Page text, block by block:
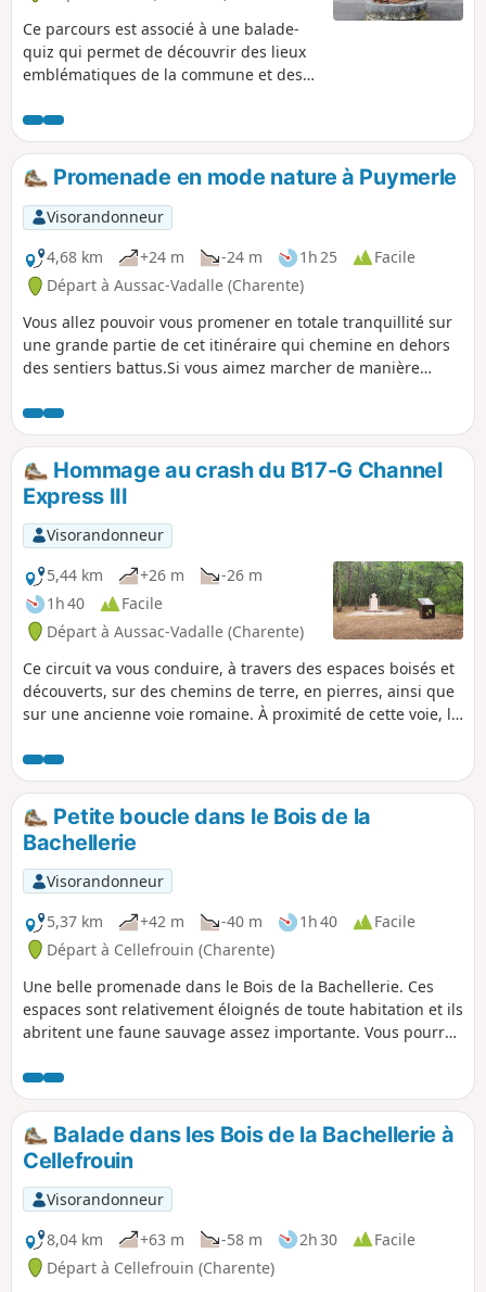
Ce parcours est associé à une balade-
quiz qui permet de découvrir des lieux
emblématiques de la commune et des
patrimoine, de façon ludique. Trouvez
l'affiche Au fil de nos histoires à la
mairie, et scannez le QR Code pour
démarrer le jeu (gratuit, pas
d'inscription ni d'application à
télécharger). Vous pouvez choisir le
parcours "adulte" ou le parcours "adulte
+ enfant" (avec en plus des questions à
destination des enfants de 6 à 11 ans).
La description ci-dessous fait
uniquement référence au parcours
"adulte".
Promenade en mode nature à Puymerle
Visorandonneur
4,68 km
+24 m -24 m 1h 25
Facile
Départ à Aussac-Vadalle (Charente)
Vous allez pouvoir vous promener en totale tranquillité sur
une grande partie de cet itinéraire qui chemine en dehors
des sentiers battus.Si vous aimez marcher de manière
Hommage au crash du B17-G Channel
Express III
Visorandonneur
5,44 km
+26 m
-26 m
1h 40
Facile
Départ à Aussac-Vadalle (Charente)
Ce circuit va vous conduire, à travers des espaces boisés et
découverts, sur des chemins de terre, en pierres, ainsi que
sur une ancienne voie romaine. À proximité de cette voie, le
G s'est écrasé au lieu-dit Fond Péron. Pour rappeler cet
évènement, une stèle a été édifiée en bordure de la voie
romaine. À partir de cette stèle, un fléchage, par panneaux,
renvoie sur les lieux réels du crash, distants d'environ 500
mètres, en direction du Nord où un petit mémorial,
restauré en 2024, attend votre visite dans une totale
quiétude.
Petite boucle dans le Bois de la
Bachellerie
Visorandonneur
5,37 km
+42 m -40 m 1h 40
Facile
Départ à Cellefrouin (Charente)
Une belle promenade dans le Bois de la Bachellerie. Ces
espaces sont relativement éloignés de toute habitation et ils
abritent une faune sauvage assez importante. Vous pourrez
bien dégagées le permettent.
Balade dans les Bois de la Bachellerie à
Cellefrouin
Visorandonneur
8,04 km
+63 m -58 m 2h 30
Facile
Départ à Cellefrouin (Charente)